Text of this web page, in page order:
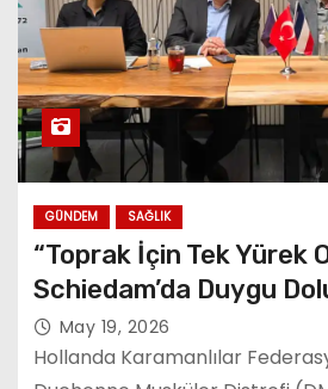
GÜNDEM SAĞLIK
“Toprak İçin Tek Yürek
Schiedam’da Duygu
May 19, 2026
Hollanda Karamanlılar